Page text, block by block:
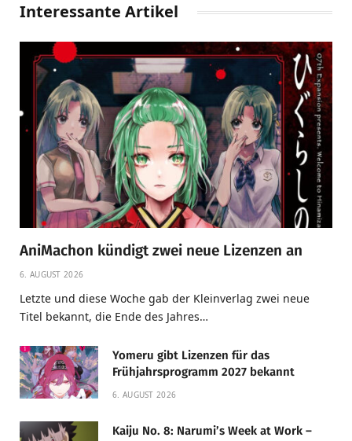
Interessante Artikel
AniMachon kündigt zwei neue Lizenzen an
6. AUGUST 2026
Letzte und diese Woche gab der Kleinverlag zwei neue
Titel bekannt, die Ende des Jahres…
Yomeru gibt Lizenzen für das
Frühjahrsprogramm 2027 bekannt
6. AUGUST 2026
Kaiju No. 8: Narumi’s Week at Work –